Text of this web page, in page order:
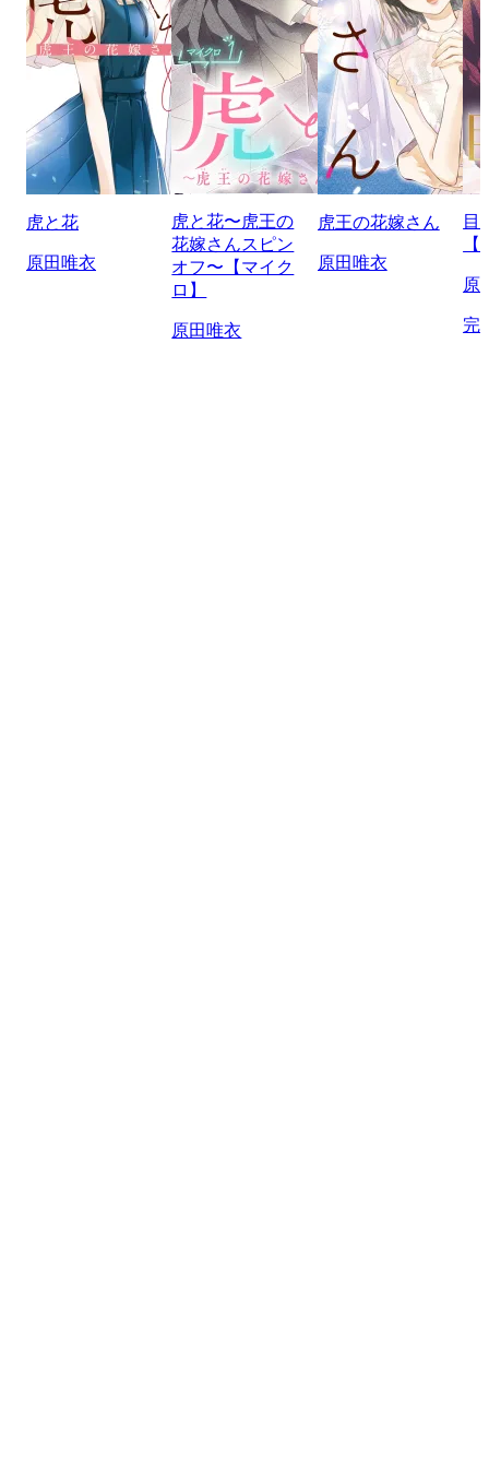
虎と花
原田唯衣
虎と花〜虎王の
花嫁さんスピン
オフ〜【マイク
ロ】
原田唯衣
虎王の花嫁さん
原田唯衣
目
原
完